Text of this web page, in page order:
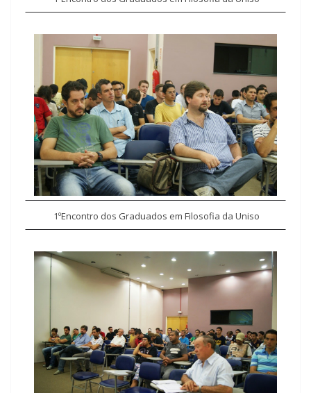
1ºEncontro dos Graduados em Filosofia da Uniso